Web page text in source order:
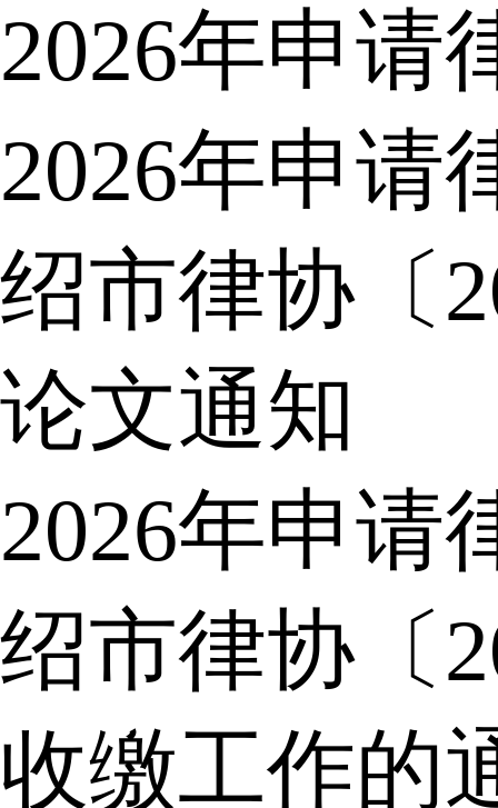
2026年申请
2026年申请
绍市律协〔
论文通知
2026年申请
绍市律协〔
收缴工作的